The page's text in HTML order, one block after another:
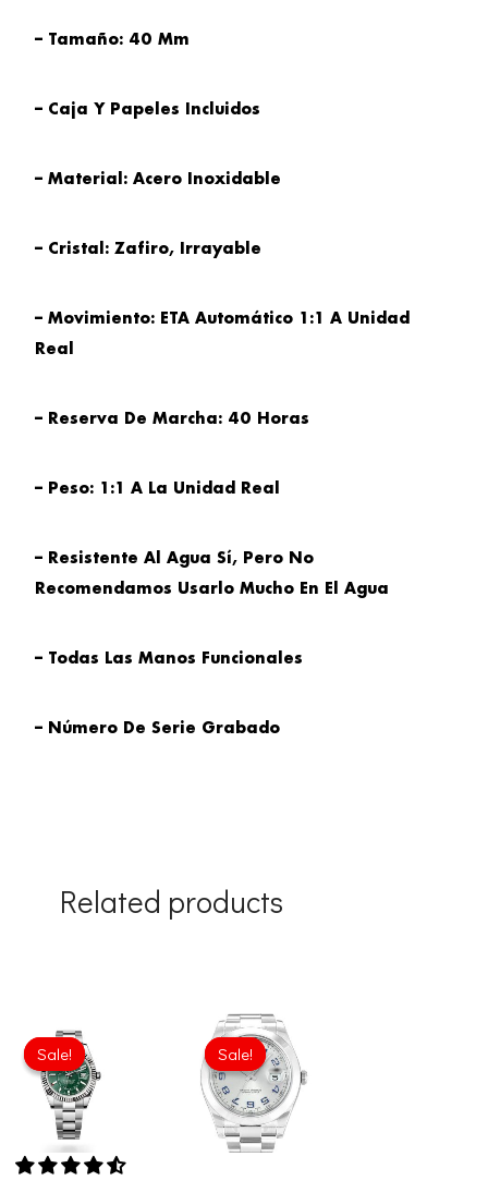
– Tamaño: 40 Mm
– Caja Y Papeles Incluidos
– Material: Acero Inoxidable
– Cristal: Zafiro, Irrayable
– Movimiento: ETA Automático 1:1 A Unidad
Real
– Reserva De Marcha: 40 Horas
– Peso: 1:1 A La Unidad Real
– Resistente Al Agua Sí, Pero No
Recomendamos Usarlo Mucho En El Agua
– Todas Las Manos Funcionales
– Número De Serie Grabado
Related products
Sale!
Sale!
price
was:
£378.40.
Sale!
Sale!
Original
price
was:
£258.00.